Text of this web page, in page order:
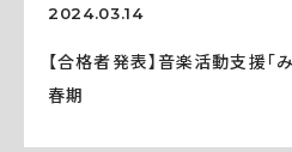
2024.03.14
【合格者発表】音楽活動支援
春期